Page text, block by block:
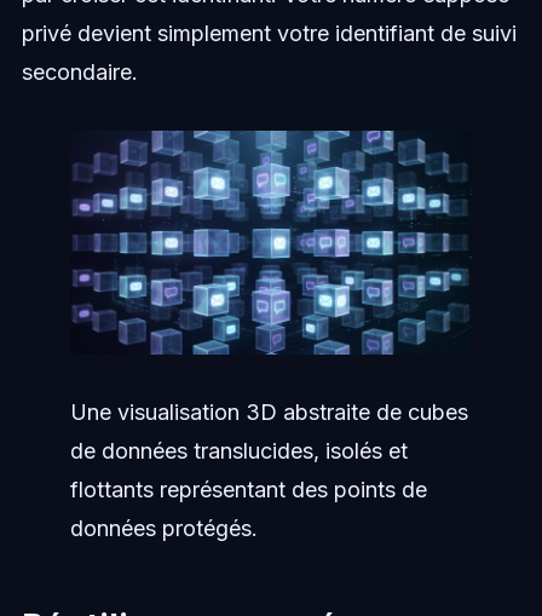
privé devient simplement votre identifiant de suivi
secondaire.
Une visualisation 3D abstraite de cubes
de données translucides, isolés et
flottants représentant des points de
données protégés.